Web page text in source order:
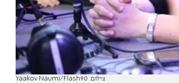
צילום: Yaakov Naumi/Flash90